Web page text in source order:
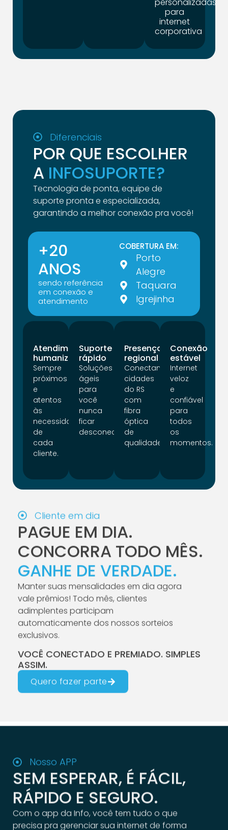
para
internet
corporativa
Diferenciais
POR QUE ESCOLHER
A INFOSUPORTE?
Tecnologia de ponta, equipe de
suporte pronta e especializada,
garantindo a melhor conexão pra você!
+20
ANOS
sendo referência
em conexão e
atendimento
COBERTURA EM:
Porto
Alegre
Taquara
Igrejinha
Atendimento
humanizado
Sempre
próximos
e
atentos
às
necessidades
de
cada
cliente.
Suporte
rápido
Soluções
ágeis
para
você
nunca
ficar
desconectado.
Presença
regional
Conectando
cidades
do RS
com
fibra
óptica
de
qualidade.
Conexão
estável
Internet
veloz
e
confiável
para
todos
os
momentos.
Cliente em dia
PAGUE EM DIA.
CONCORRA TODO MÊS.
GANHE DE VERDADE.
Manter suas mensalidades em dia agora
vale prêmios! Todo mês, clientes
adimplentes participam
automaticamente dos nossos sorteios
exclusivos.
VOCÊ CONECTADO E PREMIADO. SIMPLES
ASSIM.
Quero fazer parte
SEM ESPERAR, É FÁCIL,
RÁPIDO E SEGURO.
Com o app da Info, você tem tudo o que
precisa pra gerenciar sua internet de forma